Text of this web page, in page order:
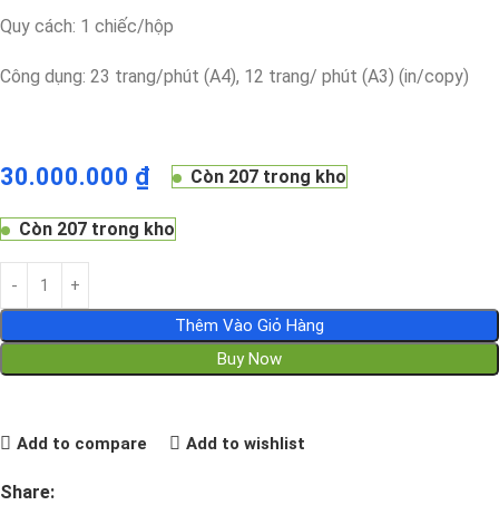
Quy cách: 1 chiếc/hộp
Công dụng: 23 trang/phút (A4), 12 trang/ phút (A3) (in/copy)
30.000.000 ₫ Còn 207 trong kho
Còn 207 trong kho
Thêm Vào Giỏ Hàng
Buy Now
Add to compare Add to wishlist
Share: